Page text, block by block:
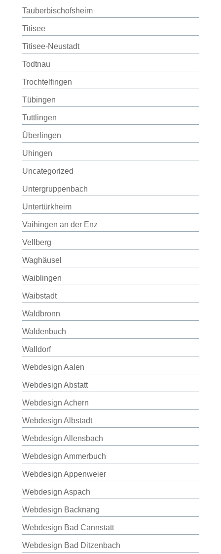
Tauberbischofsheim
Titisee
Titisee-Neustadt
Todtnau
Trochtelfingen
Tübingen
Tuttlingen
Überlingen
Uhingen
Uncategorized
Untergruppenbach
Untertürkheim
Vaihingen an der Enz
Vellberg
Waghäusel
Waiblingen
Waibstadt
Waldbronn
Waldenbuch
Walldorf
Webdesign Aalen
Webdesign Abstatt
Webdesign Achern
Webdesign Albstadt
Webdesign Allensbach
Webdesign Ammerbuch
Webdesign Appenweier
Webdesign Aspach
Webdesign Backnang
Webdesign Bad Cannstatt
Webdesign Bad Ditzenbach